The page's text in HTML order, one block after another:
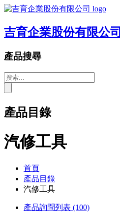
吉育企業股份有限公司
產品搜尋
產品目錄
汽修工具
首頁
產品目錄
汽修工具
產品詢問列表 (100)